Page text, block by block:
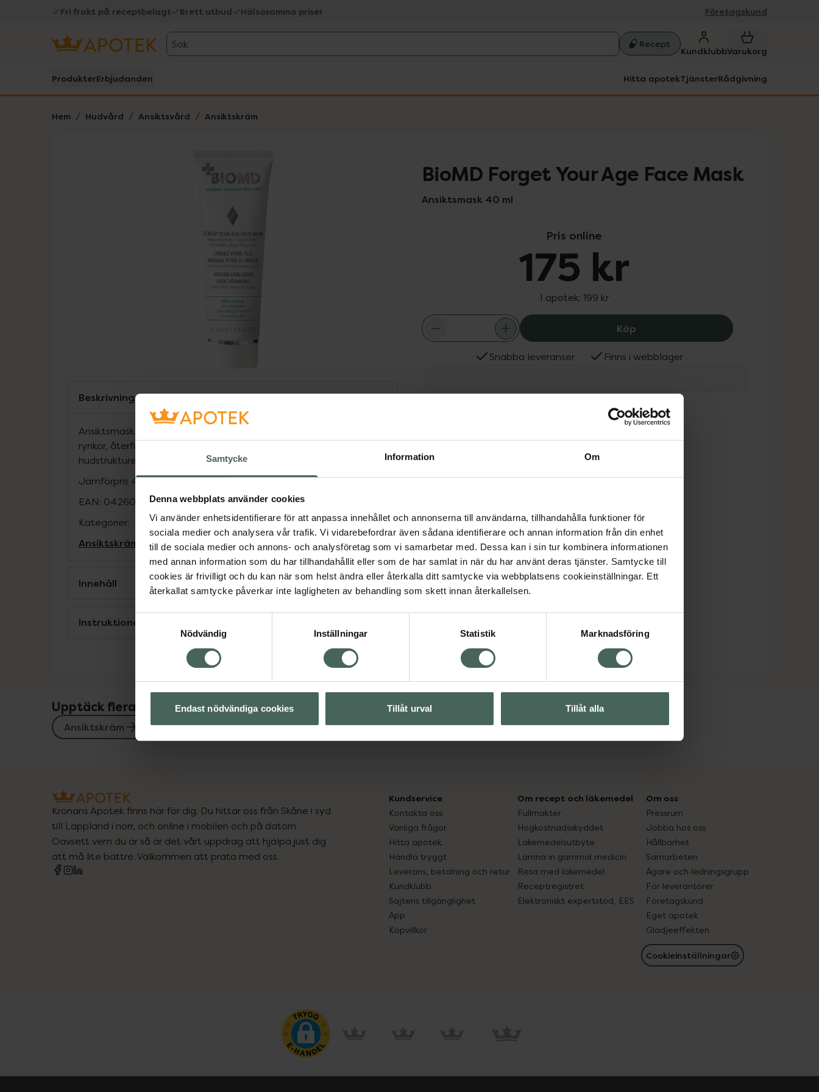
Samtycke Information Om
Denna webbplats använder cookies
Vi använder enhetsidentifierare för att anpassa innehållet och annonserna till användarna, tillhandahålla funktioner för
sociala medier och analysera vår trafik. Vi vidarebefordrar även sådana identifierare och annan information från din enhet
till de sociala medier och annons- och analysföretag som vi samarbetar med. Dessa kan i sin tur kombinera informationen
med annan information som du har tillhandahållit eller som de har samlat in när du har använt deras tjänster. Samtycke till
cookies är frivilligt och du kan när som helst ändra eller återkalla ditt samtycke via webbplatsens cookieinställningar. Ett
återkallat samtycke påverkar inte lagligheten av behandling som skett innan återkallelsen.
Samtyckesval
Nödvändig
Inställningar Statistik Marknadsföring
Endast nödvändiga cookies Tillåt urval Tillåt alla
Fri frakt på receptbelagt Brett utbud Hälsosamma priser Företagskund
Sök Recept
KundklubbVarukorg
ProdukterErbjudanden Hitta apotekTjänsterRådgivning
Hem Hudvård Ansiktsvård Ansiktskräm
Lista: . Innehåller 1 objekt. BioMD Forget Your Age Face Mask
Ansiktsmask 40 ml
Pris online
175 kr
I apotek: 199 kr
Köp BioMD Forget Your Age Face Mask,
Snabba leveranser Finns i webblager
Beskrivning Dölj
Ansiktsmask med anti-age egenskaper. Fyller ut fina linjer och
rynkor, återfuktar, ökar hudens elasticitet samt jämnar ut
hudstrukturen. Innehåller en hög dos av aktiva ingredienser.
Jämförpris 4975 kr/l
EAN: 04260225043800
Kategorier:
Ansiktskräm AnsiktsvårdHudvård
Innehåll Visa
Instruktioner
Upptäck flera produkter inom
Ansiktskräm Ansiktsvård Hudvård
Kronans Apotek finns här för dig. Du hittar oss från Skåne i syd
till Lappland i norr, och online i mobilen och på datorn.
Oavsett vem du är så är det vårt uppdrag att hjälpa just dig
att må lite bättre. Välkommen att prata med oss.
Kundservice
Kontakta oss
Vanliga frågor
Hitta apotek
Handla tryggt
Leverans, betalning och retur
Kundklubb
Sajtens tillgänglighet
App
Köpvillkor
Om recept och läkemedel
Fullmakter
Högkostnadsskyddet
Läkemedelsutbyte
Lämna in gammal medicin
Resa med läkemedel
Receptregistret
Elektroniskt expertstöd, EES
Om oss
Pressrum
Jobba hos oss
Hållbarhet
Samarbeten
Ägare och ledningsgrupp
För leverantörer
Företagskund
Eget apotek
Glädjeeffekten
Cookieinställningar